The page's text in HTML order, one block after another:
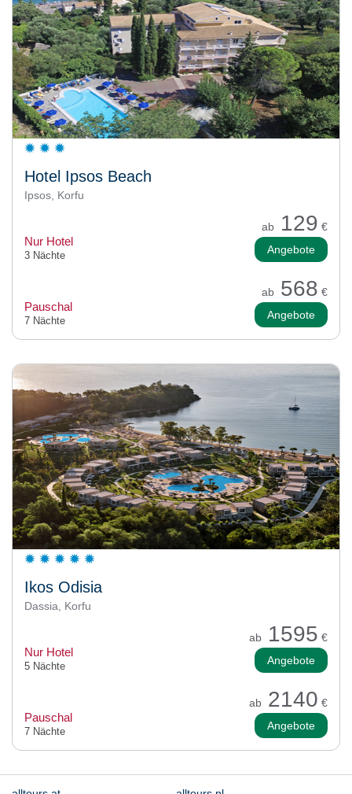
Hotel Ipsos Beach
Ipsos, Korfu
ab 129 €
Nur Hotel
3 Nächte Angebote
ab 568 €
Pauschal
7 Nächte Angebote
Ikos Odisia
Dassia, Korfu
ab 1595 €
Nur Hotel
5 Nächte Angebote
ab 2140 €
Pauschal
7 Nächte Angebote